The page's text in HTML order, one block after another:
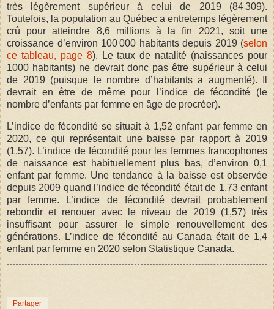
très légèrement supérieur à celui de 2019 (84 309).
Toutefois, la population au Québec a entretemps légèrement
crû pour atteindre 8,6 millions à la fin 2021, soit une
croissance d’environ 100 000 habitants depuis 2019 (selon
ce tableau, page 8). Le taux de natalité (naissances pour
1000 habitants) ne devrait donc pas être supérieur à celui
de 2019 (puisque le nombre d’habitants a augmenté). Il
devrait en être de même pour l’indice de fécondité (le
nombre d’enfants par femme en âge de procréer).
L’indice de fécondité se situait à 1,52 enfant par femme en
2020, ce qui représentait une baisse par rapport à 2019
(1,57). L’indice de fécondité pour les femmes francophones
de naissance est habituellement plus bas, d’environ 0,1
enfant par femme. Une tendance à la baisse est observée
depuis 2009 quand l’indice de fécondité était de 1,73 enfant
par femme. L’indice de fécondité devrait probablement
rebondir et renouer avec le niveau de 2019 (1,57) très
insuffisant pour assurer le simple renouvellement des
générations. L’indice de fécondité au Canada était de 1,4
enfant par femme en 2020 selon Statistique Canada.
Partager